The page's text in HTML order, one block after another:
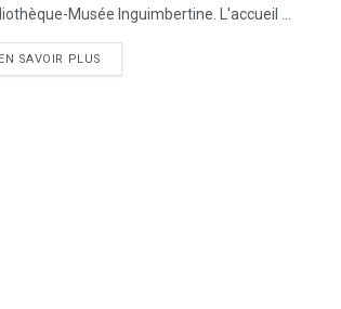
Musée Inguimbertine. L'accueil ...
EN SAVOIR PLUS